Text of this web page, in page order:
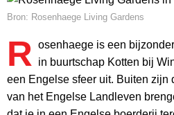
Bron: Rosenhaege Living Gardens
R osenhaege is een
in buurtschap Kotten bij
een Engelse sfeer uit. Buiten zijn
van het Engelse Landleven